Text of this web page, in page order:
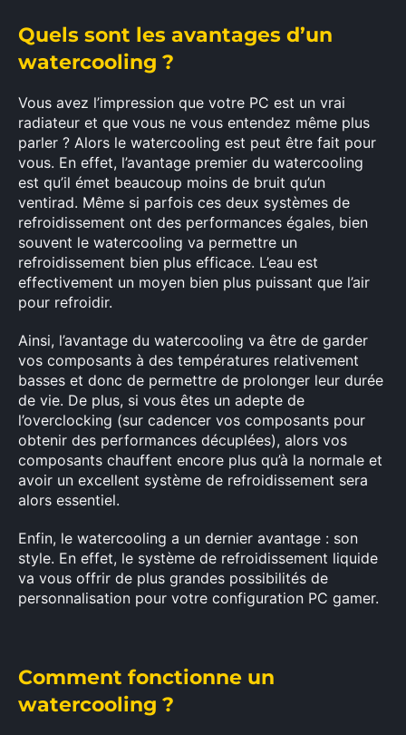
Quels sont les avantages d’un
watercooling ?
Vous avez l’impression que votre PC est un vrai
radiateur et que vous ne vous entendez même plus
parler ? Alors le watercooling est peut être fait pour
vous. En effet, l’avantage premier du watercooling
est qu’il émet beaucoup moins de bruit qu’un
ventirad. Même si parfois ces deux systèmes de
refroidissement ont des performances égales, bien
souvent le watercooling va permettre un
refroidissement bien plus efficace. L’eau est
effectivement un moyen bien plus puissant que l’air
pour refroidir.
Ainsi, l’avantage du watercooling va être de garder
vos composants à des températures relativement
basses et donc de permettre de prolonger leur durée
de vie. De plus, si vous êtes un adepte de
l’overclocking (sur cadencer vos composants pour
obtenir des performances décuplées), alors vos
composants chauffent encore plus qu’à la normale et
avoir un excellent système de refroidissement sera
alors essentiel.
Enfin, le watercooling a un dernier avantage : son
style. En effet, le système de refroidissement liquide
va vous offrir de plus grandes possibilités de
personnalisation pour votre configuration PC gamer.
Comment fonctionne un
watercooling ?